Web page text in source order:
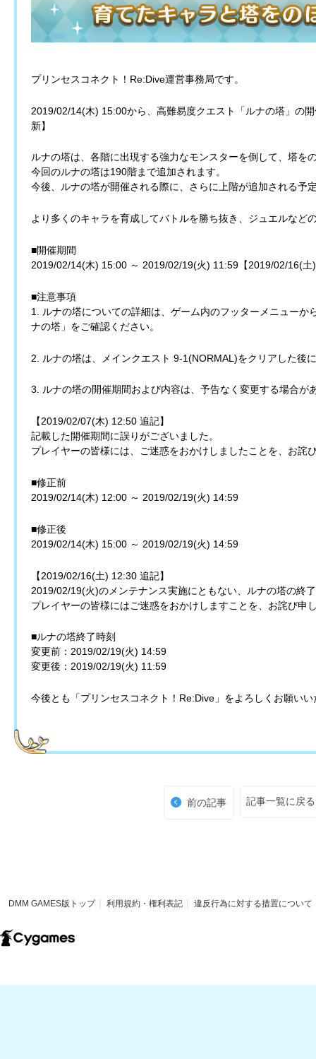
プリンセスコネクト！Re:Dive運営事務局です。
2019/02/14(木) 15:00から、高難易度クエスト「ルナの塔」の
新】
ルナの塔は、各階に出現する強力なモンスターを倒して、塔を
今回のルナの塔は190階まで追加されます。
今後、ルナの塔が開催される際に、さらに上階が追加される予
より多くのキャラを育成してバトルを勝ち抜き、ジュエルなど
■開催期間
2019/02/14(木) 15:00 ～ 2019/02/19(火) 11:59【2019/02/16(土
■注意事項
1. ルナの塔についての詳細は、ゲーム内のフッターメニュー
ナの塔」をご確認ください。
2. ルナの塔は、メインクエスト 9-1(NORMAL)をクリアした後
3. ルナの塔の開催期間および内容は、予告なく変更する場合が
【2019/02/07(木) 12:50 追記】
記載した開催期間に誤りがございました。
プレイヤーの皆様には、ご迷惑をおかけしましたことを、お詫
■修正前
2019/02/14(木) 12:00 ～ 2019/02/19(火) 14:59
■修正後
2019/02/14(木) 15:00 ～ 2019/02/19(火) 14:59
【2019/02/16(土) 12:30 追記】
2019/02/19(火)のメンテナンス実施にともない、ルナの塔の終
プレイヤーの皆様にはご迷惑をおかけしますことを、お詫び申
■ルナの塔終了時刻
変更前：2019/02/19(火) 14:59
変更後：2019/02/19(火) 11:59
今後とも「プリンセスコネクト！Re:Dive」をよろしくお願いい
前の記事 記事一覧に戻る
DMM GAMES版トップ 利用規約・権利表記 違反行為に対する措置について